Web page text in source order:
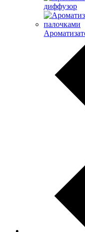
диффузор